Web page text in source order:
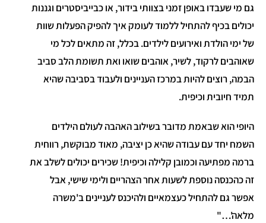
גם מי שעבדו באופן זמני בצוותי בידור, או כבייביסטרים וגננות
יכולים בכיף להתחיל ללמוד לעומק איך להפיק הפעלות שוות
של ימי הולדת ואירועים לילדים. בכלל, זה מתאים לכל מי
שאוהבים לרקוד, לשיר, אוהבים שואו ואת תשומת הלב סביב
הבמה, רוצים להיות במרכז העניינים ולעבוד בסביבה שהיא
תמיד חיובית וכיפית.
היופי הוא שבאמת מדובר בשילוב האהבה לעולם הילדים
השמח יחד עם עבודה שהיא כן יציבה, מאוד מבוקשת, רווחית
ברמה מפתיעה וכמובן קלילה וכיפית! שכירים יכולים לשלב את
זה כהכנסה נוספת לשעות אחר הצהריים ולימי שישי, אבל
אפשר גם להתחיל כעצמאיים ולהיכנס לעניינים ב'משרה
מלאה'…"